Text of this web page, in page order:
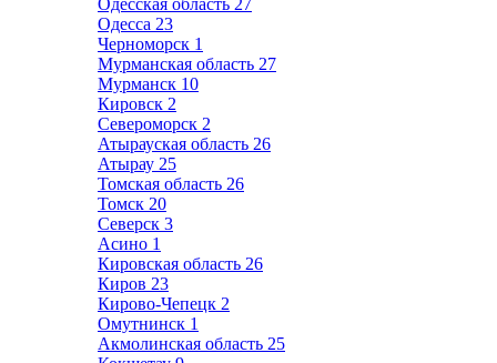
Одесская область 27
Одесса 23
Черноморск 1
Мурманская область 27
Мурманск 10
Кировск 2
Североморск 2
Атырауская область 26
Атырау 25
Томская область 26
Томск 20
Северск 3
Асино 1
Кировская область 26
Киров 23
Кирово-Чепецк 2
Омутнинск 1
Акмолинская область 25